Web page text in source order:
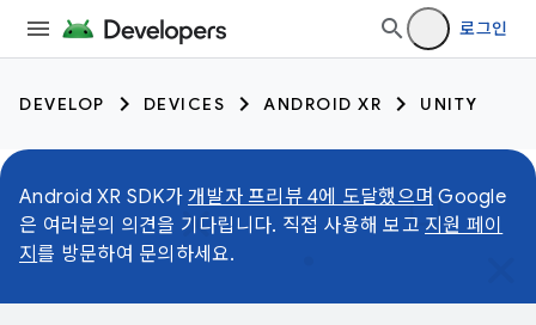
로그인
DEVELOP DEVICES ANDROID XR UNITY
Android XR SDK가 개발자 프리뷰 4에 도달했으며 Google
은 여러분의 의견을 기다립니다. 직접 사용해 보고 지원 페이
지를 방문하여 문의하세요.